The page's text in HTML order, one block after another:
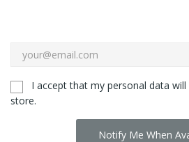
I accept that my personal data
store.
Notify Me When